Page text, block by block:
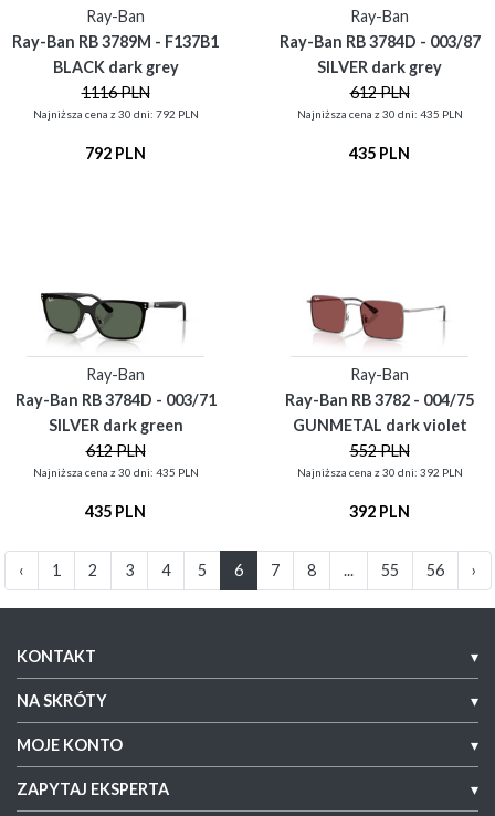
Ray-Ban
Ray-Ban RB 3789M - F137B1
BLACK dark grey
1116 PLN
Najniższa cena z 30 dni: 792 PLN
792 PLN
Ray-Ban
Ray-Ban RB 3784D - 003/87
SILVER dark grey
612 PLN
Najniższa cena z 30 dni: 435 PLN
435 PLN
Ray-Ban
Ray-Ban RB 3784D - 003/71
SILVER dark green
612 PLN
Najniższa cena z 30 dni: 435 PLN
435 PLN
Ray-Ban
Ray-Ban RB 3782 - 004/75
GUNMETAL dark violet
552 PLN
Najniższa cena z 30 dni: 392 PLN
392 PLN
‹ 1 2 3 4 5 6 7 8 ... 55 56 ›
KONTAKT ▾
NA SKRÓTY ▾
MOJE KONTO ▾
ZAPYTAJ EKSPERTA ▾